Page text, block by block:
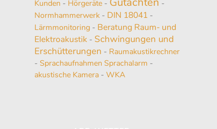
Kunden - Hörgeräte-
-
Normhammerwerk- DIN 18041 -
Lärmmonitoring- Beratung Raum- und
Elektroakustik- Schwingungen und
Erschütterungen - Raumakustikrechner
- Sprachaufnahmen Sprachalarm -
akustische Kamera- WKA